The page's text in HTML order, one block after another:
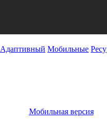
Адаптивный Мобильные
Мобильная версия